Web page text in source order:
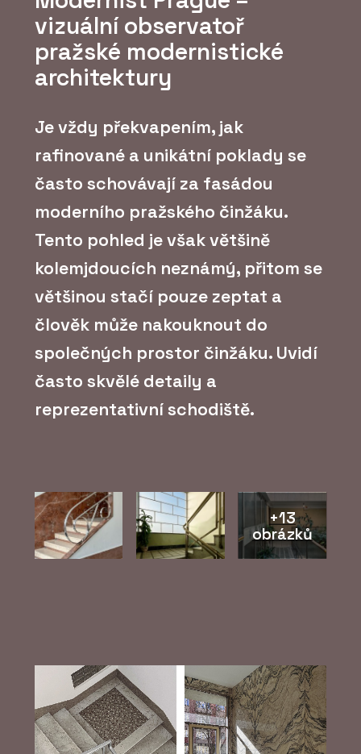
vizuální observatoř
pražské modernistické
architektury
Je vždy překvapením, jak
rafinované a unikátní poklady se
často schovávají za fasádou
moderního pražského činžáku.
Tento pohled je však většině
kolemjdoucích neznámý, přitom se
většinou stačí pouze zeptat a
člověk může nakouknout do
společných prostor činžáku. Uvidí
často skvělé detaily a
reprezentativní schodiště.
+13
obrázků